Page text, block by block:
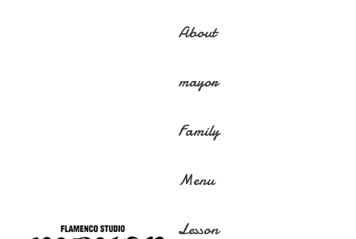
About
mayor
Family
Menu
Lesson